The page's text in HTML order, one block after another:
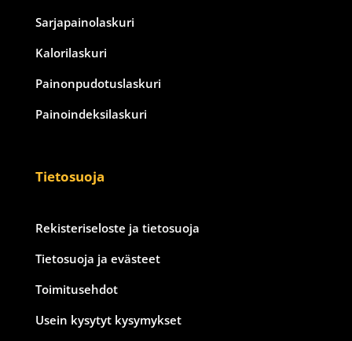
Sarjapainolaskuri
Kalorilaskuri
Painonpudotuslaskuri
Painoindeksilaskuri
Tietosuoja
Rekisteriseloste ja tietosuoja
Tietosuoja ja evästeet
Toimitusehdot
Usein kysytyt kysymykset